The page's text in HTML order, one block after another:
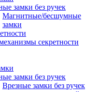
замки без ручек
Магнитные/бесшумные
замки
секретности
замки без ручек
Врезные замки без ручек